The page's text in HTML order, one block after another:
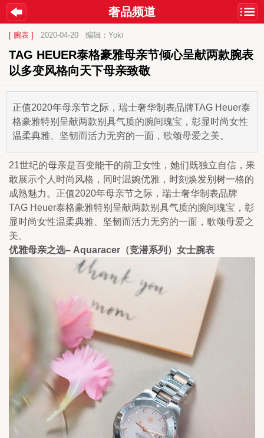
奢品频道
[ 腕表 ] 2020-04-20 编辑：Yoki
TAG HEUER泰格豪雅母亲节倾心呈献两款腕表
以多变风格向天下母亲致敬
正值2020年母亲节之际，瑞士奢华制表品牌TAG Heuer泰
格豪雅特别呈献两款别具气质的腕间瑰宝，彰显时尚女性
温柔典雅、坚韧而活力无穷的一面，歌颂母爱之美。
21世纪的母亲是百变能干的前卫女性，她们既独立自信，果
敢展示个人时尚风格，同时温婉优雅，时刻焕发别树一格的
成熟魅力。正值2020年母亲节之际，瑞士奢华制表品牌
TAG Heuer泰格豪雅特别呈献两款别具气质的腕间瑰宝，彰
显时尚女性温柔典雅、坚韧而活力无穷的一面，歌颂母爱之
美。
优雅母亲之选– Aquaracer（竞潜系列）女士腕表